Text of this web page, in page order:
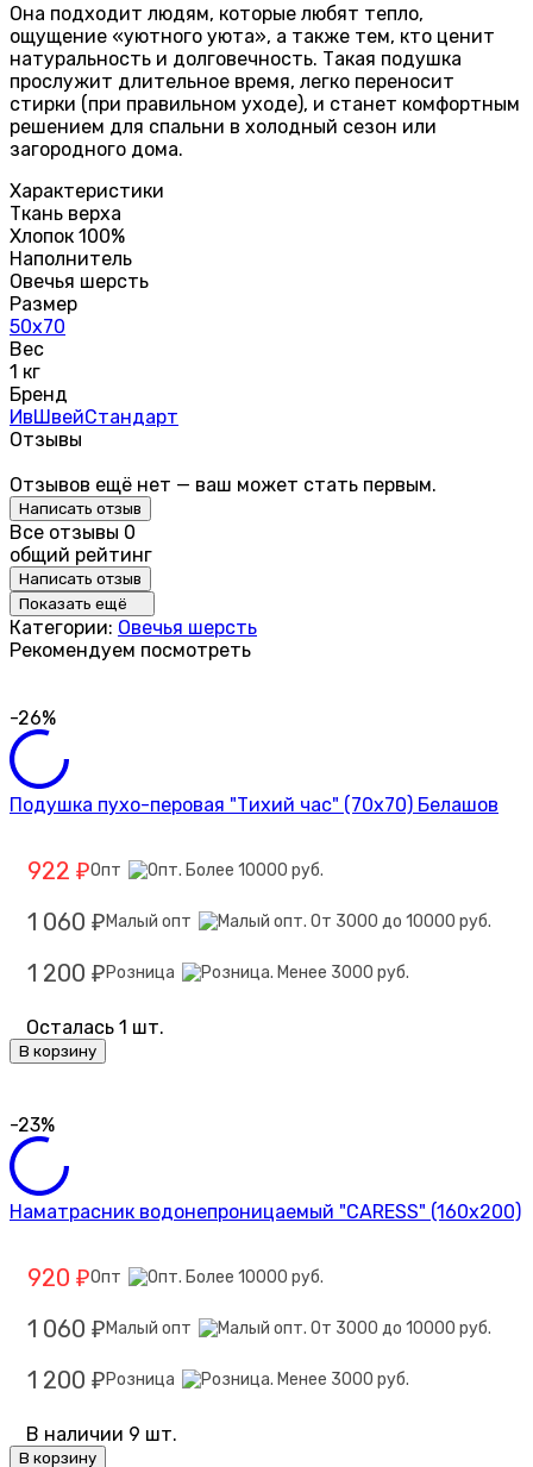
Она подходит людям, которые любят тепло,
ощущение «уютного уюта», а также тем, кто ценит
натуральность и долговечность. Такая подушка
прослужит длительное время, легко переносит
стирки (при правильном уходе), и станет комфортным
решением для спальни в холодный сезон или
загородного дома.
Характеристики
Ткань верха
Хлопок 100%
Наполнитель
Овечья шерсть
Размер
50х70
Вес
1 кг
Бренд
ИвШвейСтандарт
Отзывы
Отзывов ещё нет — ваш может стать первым.
Написать отзыв
Все отзывы 0
общий рейтинг
Написать отзыв
Показать ещё
Категории: Овечья шерсть
Рекомендуем посмотреть
-26%
Подушка пухо-перовая "Тихий час" (70х70) Белашов
922 ₽Опт
1 060 ₽ Малый опт
1 200 ₽ Розница
Осталась 1 шт.
В корзину
-23%
Наматрасник водонепроницаемый "CARESS" (160x200)
920 ₽Опт
1 060 ₽ Малый опт
1 200 ₽ Розница
В наличии 9 шт.
В корзину